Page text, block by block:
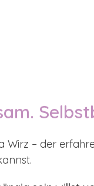
Wirz – der